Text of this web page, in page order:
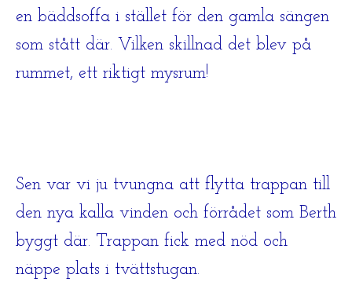
en bäddsoffa i stället för den gamla sängen
som stått där. Vilken skillnad det blev på
rummet, ett riktigt mysrum!
Sen var vi ju tvungna att flytta trappan till
den nya kalla vinden och förrådet som Berth
byggt där. Trappan fick med nöd och
näppe plats i tvättstugan.